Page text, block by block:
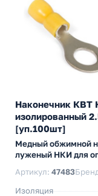
Наконечник КВТ
изолированный
[уп.100шт]
Медный обжимной
луженый НКИ для
Артикул: 47483
Изоляция